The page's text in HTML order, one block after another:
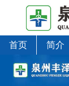
首页 简介